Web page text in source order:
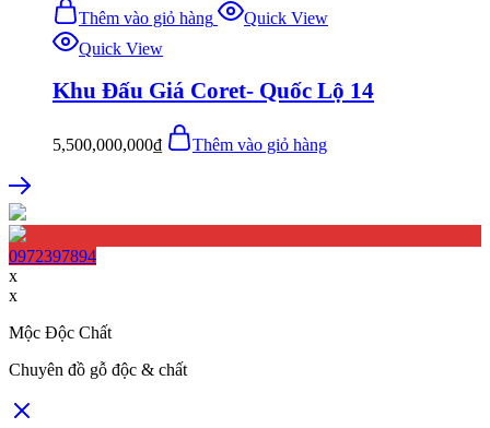
Thêm vào giỏ hàng
Quick View
Quick View
Khu Đấu Giá Coret- Quốc Lộ 14
5,500,000,000₫ Thêm vào giỏ hàng
0972397894
x
x
Mộc Độc Chất
Chuyên đồ gỗ độc & chất